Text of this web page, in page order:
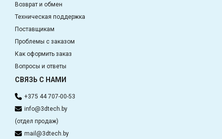
Возврат и обмен
Техническая поддержка
Поставщикам
Проблемы с заказом
Как оформить заказ
Вопросы и ответы
СВЯЗЬ С НАМИ
+375 44 707-00-53
info@3dtech.by
(отдел продаж)
mail@3dtech.by